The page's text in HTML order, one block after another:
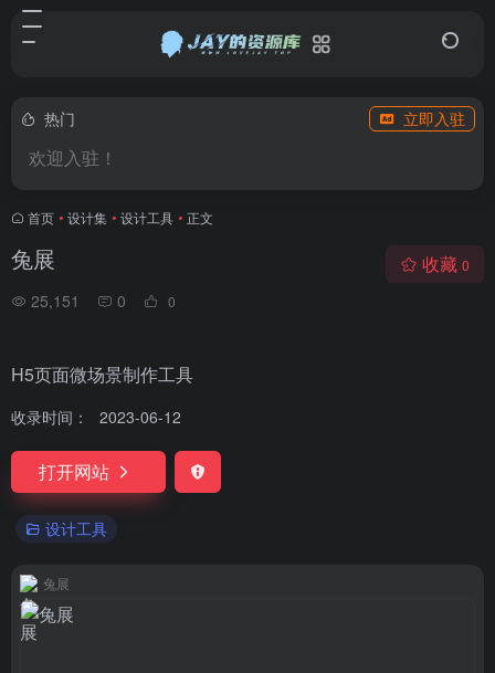
热门 立即入驻
欢迎入驻！
首页 • 设计集 • 设计工具 • 正文
兔展
25,151 0 0
收藏 0
H5页面微场景制作工具
收录时间： 2023-06-12
打开网站
设计工具
兔展